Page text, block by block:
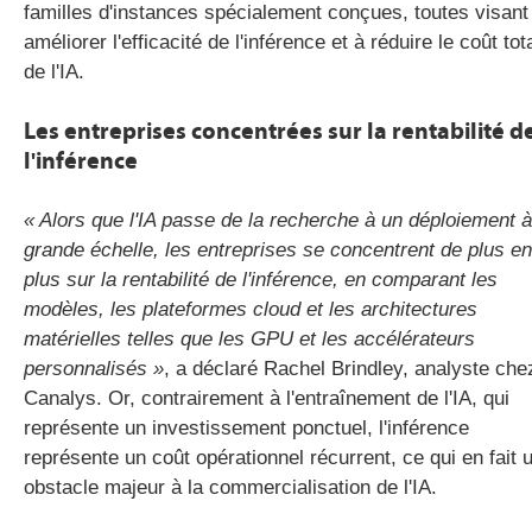
familles d'instances spécialement conçues, toutes visant
améliorer l'efficacité de l'inférence et à réduire le coût
de l'IA.
Les entreprises concentrées sur la rentabilité
l'inférence
« Alors que l'IA passe de la recherche à un déploiement à
grande échelle, les entreprises se concentrent de plus en
plus sur la rentabilité de l'inférence, en comparant les
modèles, les plateformes cloud et les architectures
matérielles telles que les GPU et les accélérateurs
personnalisés », a déclaré Rachel Brindley, analyste
Canalys. Or, contrairement à l'entraînement de l'IA, qui
représente un investissement ponctuel, l'inférence
représente un coût opérationnel récurrent, ce qui en fait
obstacle majeur à la commercialisation de l'IA.